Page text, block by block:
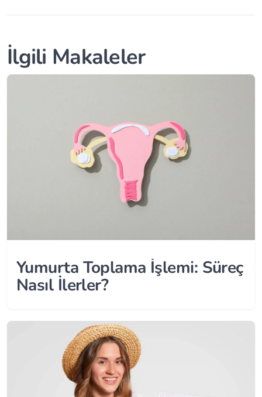
İlgili Makaleler
Yumurta Toplama İşlemi: Süreç
Nasıl İlerler?